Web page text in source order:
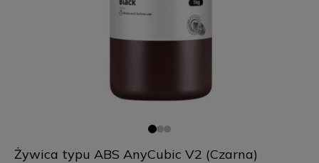
Żywica typu ABS AnyCubic V2 (Czarna)